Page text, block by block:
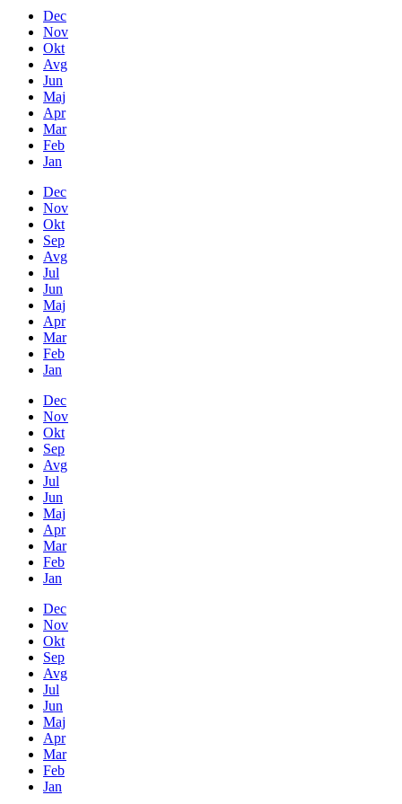
Dec
Nov
Okt
Avg
Jun
Maj
Apr
Mar
Feb
Jan
Dec
Nov
Okt
Sep
Avg
Jul
Jun
Maj
Apr
Mar
Feb
Jan
Dec
Nov
Okt
Sep
Avg
Jul
Jun
Maj
Apr
Mar
Feb
Jan
Dec
Nov
Okt
Sep
Avg
Jul
Jun
Maj
Apr
Mar
Feb
Jan